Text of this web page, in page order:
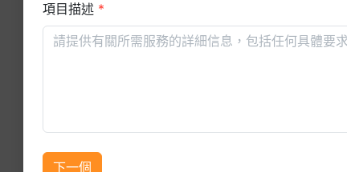
項目描述 *
下一個